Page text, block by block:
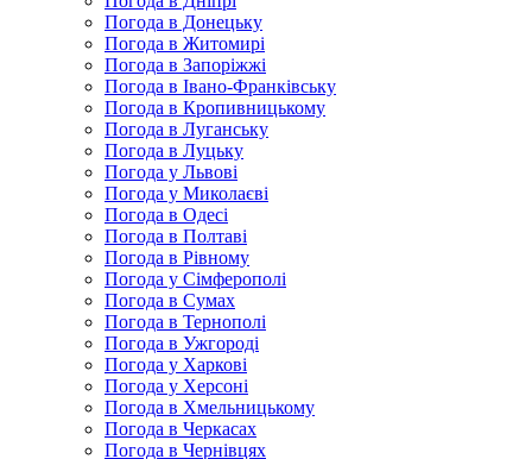
Погода в Донецьку
Погода в Житомирі
Погода в Запоріжжі
Погода в Івано-Франківську
Погода в Кропивницькому
Погода в Луганську
Погода в Луцьку
Погода у Львові
Погода у Миколаєві
Погода в Одесі
Погода в Полтаві
Погода в Рівному
Погода у Сімферополі
Погода в Сумах
Погода в Тернополі
Погода в Ужгороді
Погода у Харкові
Погода у Херсоні
Погода в Хмельницькому
Погода в Черкасах
Погода в Чернівцях